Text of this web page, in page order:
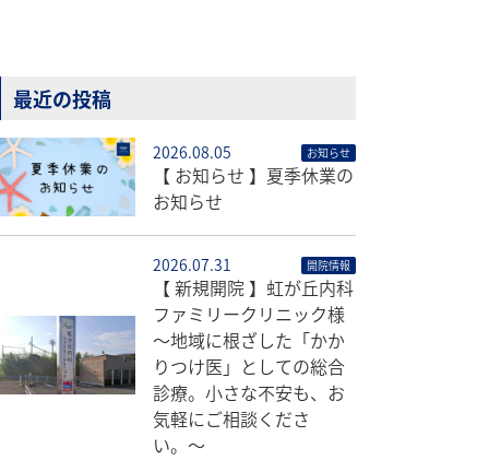
最近の投稿
2026.08.05 お知らせ
【 お知らせ 】夏季休業の
お知らせ
2026.07.31 開院情報
【 新規開院 】虹が丘内科
ファミリークリニック様
〜地域に根ざした「かか
りつけ医」としての総合
診療。小さな不安も、お
気軽にご相談くださ
い。〜